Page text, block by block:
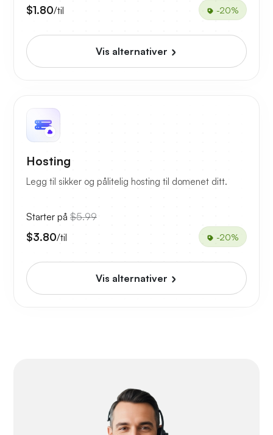
$1.80/til -20%
Vis alternativer
Hosting
Legg til sikker og pålitelig hosting til domenet ditt.
Starter på $5.99
$3.80/til -20%
Vis alternativer